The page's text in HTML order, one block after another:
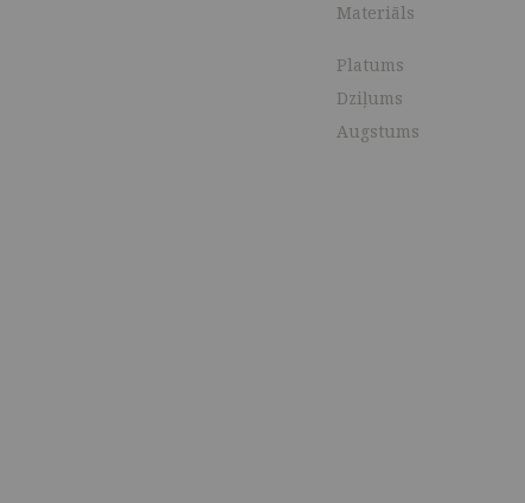
Materiāls
Platums
Dziļums
Augstums